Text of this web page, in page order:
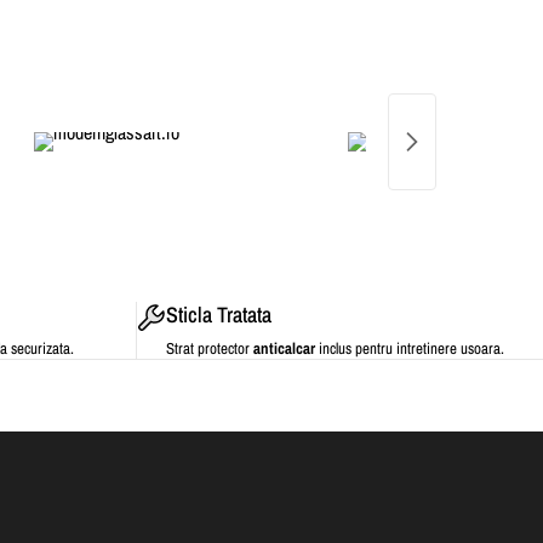
securizata.
Sticla Tratata
Strat protectoranticalcarinclus pentru intretinere usoara.